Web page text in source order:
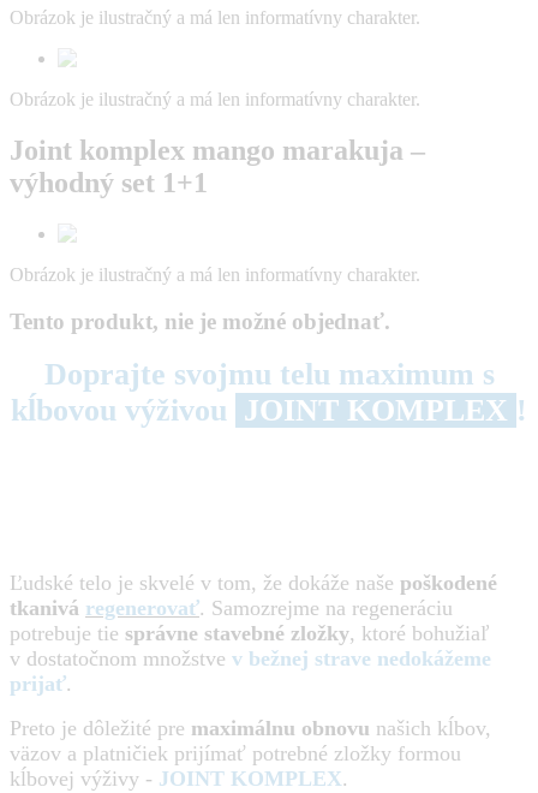
Obrázok je ilustračný a má len informatívny charakter.
Obrázok je ilustračný a má len informatívny charakter.
Joint komplex mango marakuja –
výhodný set 1+1
Obrázok je ilustračný a má len informatívny charakter.
Tento produkt, nie je možné objednať.
Doprajte svojmu telu maximum s
kĺbovou výživou JOINT KOMPLEX !
Ľudské telo je skvelé v tom, že dokáže naše poškodené
tkanivá regenerovať. Samozrejme na regeneráciu
potrebuje tie správne stavebné zložky, ktoré bohužiaľ
v dostatočnom množstve v bežnej strave nedokážeme
prijať.
Preto je dôležité pre maximálnu obnovu našich kĺbov,
väzov a platničiek prijímať potrebné zložky formou
kĺbovej výživy - JOINT KOMPLEX.